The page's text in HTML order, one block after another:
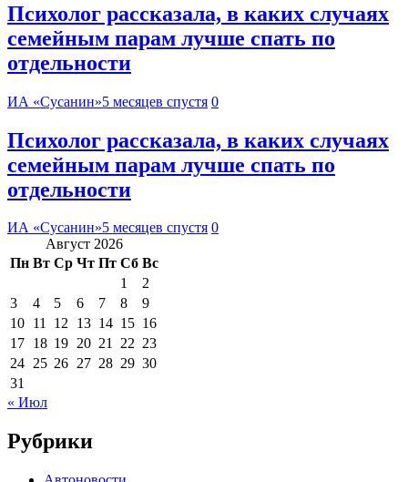
Психолог рассказала, в каких случаях
семейным парам лучше спать по
отдельности
ИА «Сусанин»5 месяцев спустя 0
Психолог рассказала, в каких случаях
семейным парам лучше спать по
отдельности
ИА «Сусанин»5 месяцев спустя 0
Август 2026
Пн Вт Ср Чт Пт Сб Вс
1
2
3
4 5 6 7 8
9
10 11 12 13 14 15 16
17 18 19 20 21 22 23
24 25 26 27 28 29 30
31
« Июл
Рубрики